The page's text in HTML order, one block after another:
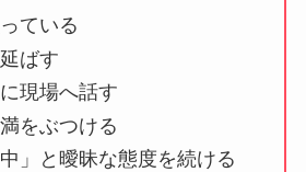
ている
ばす
現場へ話す
をぶつける
中」と曖昧な態度を続ける